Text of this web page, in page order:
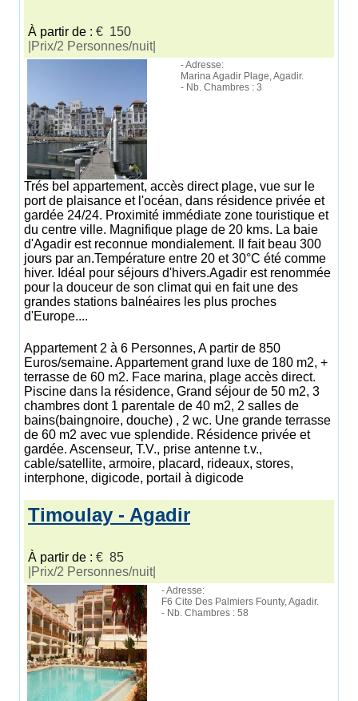
À partir de : € 150
|Prix/2 Personnes/nuit|
- Adresse:
Marina Agadir Plage, Agadir.
- Nb. Chambres : 3
Trés bel appartement, accès direct plage, vue sur le
port de plaisance et l'océan, dans résidence privée et
gardée 24/24. Proximité immédiate zone touristique et
du centre ville. Magnifique plage de 20 kms. La baie
d'Agadir est reconnue mondialement. Il fait beau 300
jours par an.Température entre 20 et 30°C été comme
hiver. Idéal pour séjours d'hivers.Agadir est renommée
pour la douceur de son climat qui en fait une des
grandes stations balnéaires les plus proches
d'Europe....
Appartement 2 à 6 Personnes, A partir de 850
Euros/semaine. Appartement grand luxe de 180 m2, +
terrasse de 60 m2. Face marina, plage accès direct.
Piscine dans la résidence, Grand séjour de 50 m2, 3
chambres dont 1 parentale de 40 m2, 2 salles de
bains(baingnoire, douche) , 2 wc. Une grande terrasse
de 60 m2 avec vue splendide. Résidence privée et
gardée. Ascenseur, T.V., prise antenne t.v.,
cable/satellite, armoire, placard, rideaux, stores,
interphone, digicode, portail à digicode
Timoulay - Agadir
À partir de : € 85
|Prix/2 Personnes/nuit|
- Adresse:
F6 Cite Des Palmiers Founty, Agadir.
- Nb. Chambres : 58